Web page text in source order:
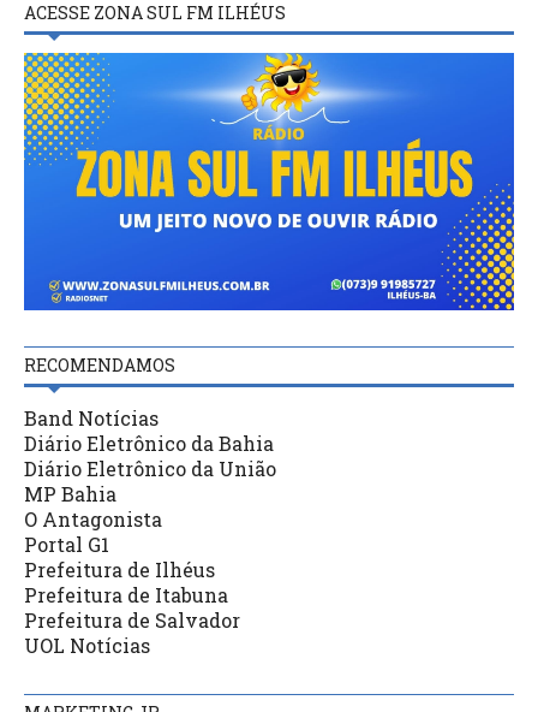
ACESSE ZONA SUL FM ILHÉUS
RECOMENDAMOS
Band Notícias
Diário Eletrônico da Bahia
Diário Eletrônico da União
MP Bahia
O Antagonista
Portal G1
Prefeitura de Ilhéus
Prefeitura de Itabuna
Prefeitura de Salvador
UOL Notícias